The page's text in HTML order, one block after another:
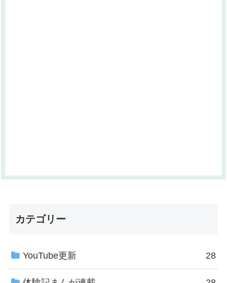
カテゴリー
YouTube更新 28